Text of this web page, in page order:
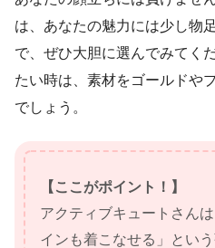
は、あなたの魅力には少し物
で、ぜひ大胆に選んでみてく
たい時は、素材をゴールドや
でしょう。
【ここがポイント！】
アクティブキュートさん
インも着こなせる」とい